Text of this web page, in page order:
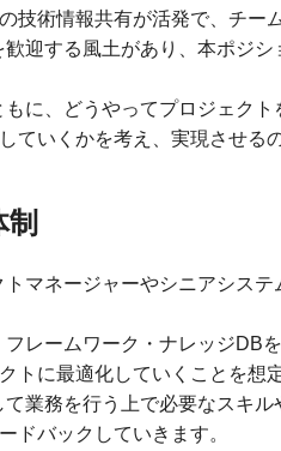
技術情報共有が活発で、チー
迎する風土があり、本ポジ
に、どうやってプロジェク
ていくかを考え、実現させる
トマネージャーやシニアシス
フレームワーク・ナレッジDB
トに最適化していくことを想
て業務を行う上で必要なスキ
ドバックしていきます。